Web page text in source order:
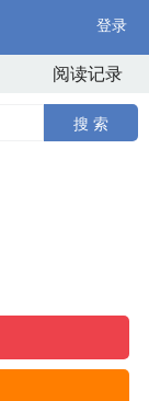
登录
阅读记录
搜 索